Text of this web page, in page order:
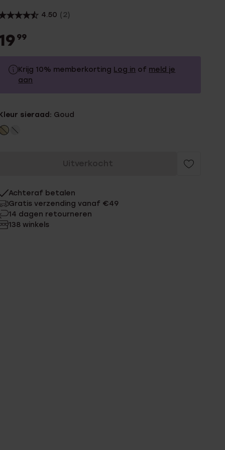
4.50 (2)
99
Krijg 10% memberkorting Log in of meld je
aan
Zonder memberkorting
sieraad: Goud
Uitverkocht
Achteraf betalen
Gratis verzending vanaf €49
14 dagen retourneren
138 winkels